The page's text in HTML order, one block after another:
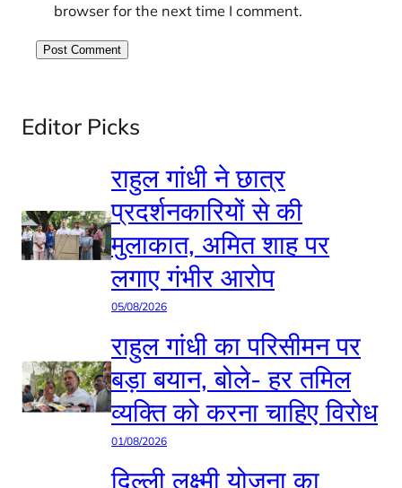
browser for the next time I comment.
Editor Picks
राहुल गांधी ने छात्र
प्रदर्शनकारियों से की
मुलाकात, अमित शाह पर
लगाए गंभीर आरोप
05/08/2026
राहुल गांधी का परिसीमन पर
बड़ा बयान, बोले- हर तमिल
व्यक्ति को करना चाहिए विरोध
01/08/2026
दिल्ली लक्ष्मी योजना का